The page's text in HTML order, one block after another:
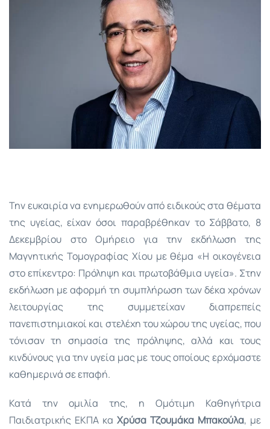
Την ευκαιρία να ενημερωθούν από ειδικούς στα θέματα
της υγείας, είχαν όσοι παραβρέθηκαν το Σάββατο, 8
Δεκεμβρίου στο Ομήρειο για την εκδήλωση της
Μαγνητικής Τομογραφίας Χίου με θέμα «Η οικογένεια
στο επίκεντρο: Πρόληψη και πρωτοβάθμια υγεία». Στην
εκδήλωση με αφορμή τη συμπλήρωση των δέκα χρόνων
λειτουργίας της συμμετείχαν διαπρεπείς
πανεπιστημιακοί και στελέχη του χώρου της υγείας, που
τόνισαν τη σημασία της πρόληψης, αλλά και τους
κινδύνους για την υγεία μας με τους οποίους ερχόμαστε
καθημερινά σε επαφή.
Κατά την ομιλία της, η Ομότιμη Καθηγήτρια
Παιδιατρικής ΕΚΠΑ κα Χρύσα Τζουμάκα Μπακούλα, με